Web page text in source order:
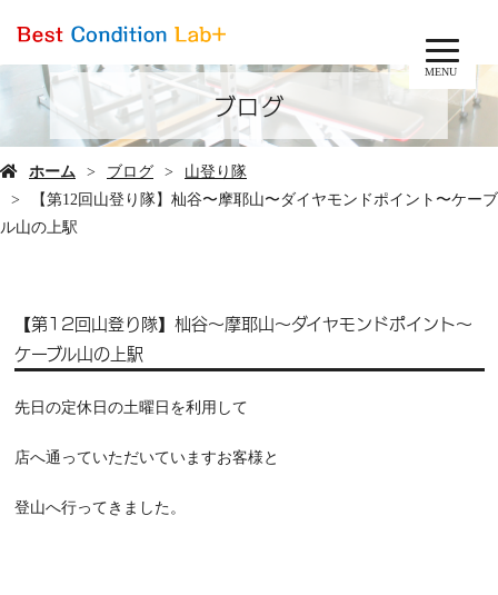
MENU
ブログ
ホーム ブログ
山登り隊
【第12回山登り隊】杣谷〜摩耶山〜ダイヤモンドポイント〜ケーブ
ル山の上駅
【第12回山登り隊】杣谷〜摩耶山〜ダイヤモンドポイント〜
ケーブル山の上駅
先日の定休日の土曜日を利用して
店へ通っていただいていますお客様と
登山へ行ってきました。